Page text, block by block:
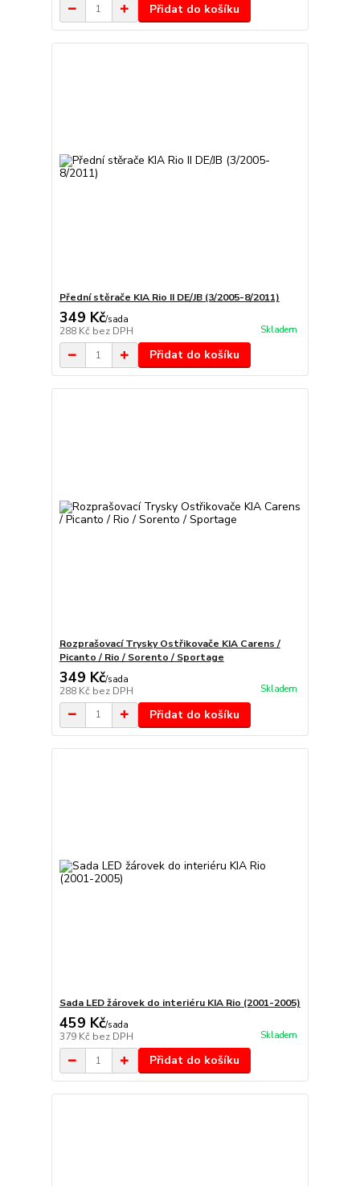
Přidat do košíku
Přední stěrače KIA Rio II DE/JB (3/2005-8/2011)
349 Kč/sada
288 Kč bez DPH Skladem
Přidat do košíku
Rozprašovací Trysky Ostřikovače KIA Carens /
Picanto / Rio / Sorento / Sportage
349 Kč/sada
288 Kč bez DPH Skladem
Přidat do košíku
Sada LED žárovek do interiéru KIA Rio (2001-2005)
459 Kč/sada
379 Kč bez DPH Skladem
Přidat do košíku